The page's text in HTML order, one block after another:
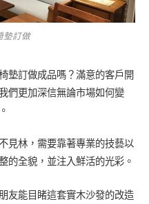
墊訂做
墊訂做成品嗎？滿意的客戶開
們更加深信無論市場如何變
見林，需要靠著專業的技藝以
的全貌，並注入鮮活的光彩。
友能目睹這套實木沙發的改造